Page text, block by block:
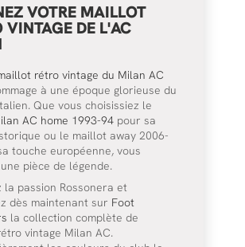
VOTRE MAILLOT
VINTAGE DE L'AC
rétro vintage du Milan AC
à une époque glorieuse du
Que vous choisissiez le
AC home 1993-94 pour sa
ou le maillot away 2006-
touche européenne, vous
pièce de légende.
la passion Rossonera et
dès maintenant sur Foot
la collection complète de
vintage Milan AC.